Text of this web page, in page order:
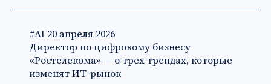
#AI 20 апреля 2026
Директор по цифровому бизнесу
«Ростелекома» — о трех трендах, которые
изменят ИТ-рынок